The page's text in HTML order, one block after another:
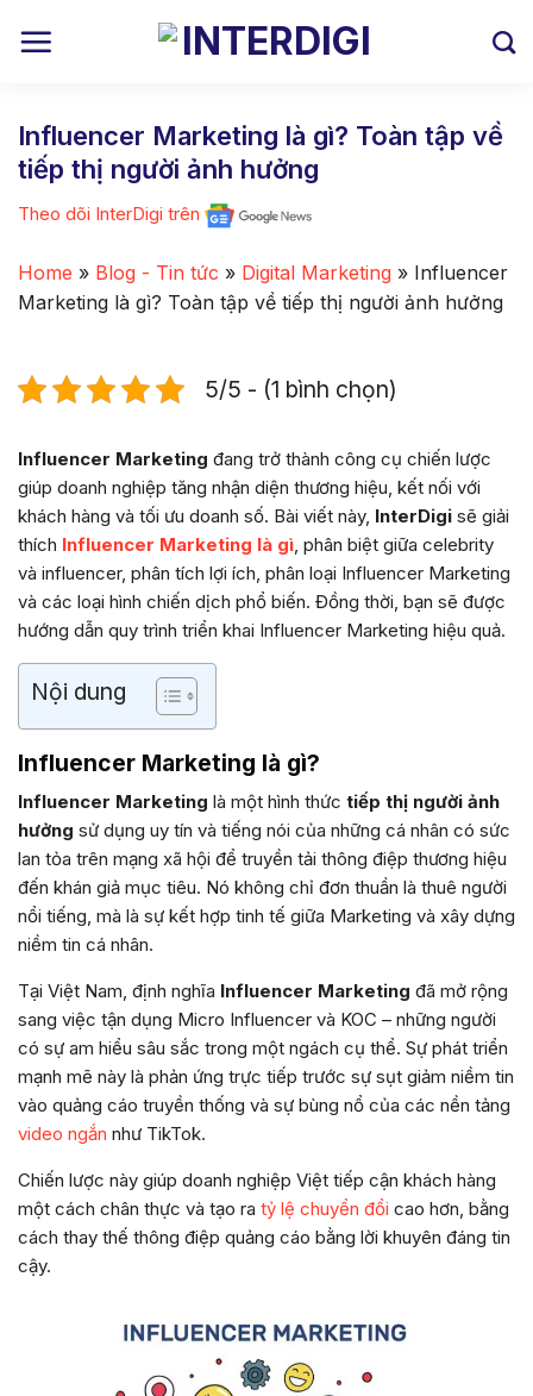
Influencer Marketing là gì? Toàn tập về
tiếp thị người ảnh hưởng
Theo dõi InterDigi trên
Home » Blog - Tin tức » Digital Marketing » Influencer
Marketing là gì? Toàn tập về tiếp thị người ảnh hưởng
5/5 - (1 bình chọn)
Influencer Marketing đang trở thành công cụ chiến lược
giúp doanh nghiệp tăng nhận diện thương hiệu, kết nối với
khách hàng và tối ưu doanh số. Bài viết này, InterDigi sẽ giải
thích Influencer Marketing là gì, phân biệt giữa celebrity
và influencer, phân tích lợi ích, phân loại Influencer Marketing
và các loại hình chiến dịch phổ biến. Đồng thời, bạn sẽ được
hướng dẫn quy trình triển khai Influencer Marketing hiệu quả.
Nội dung
Influencer Marketing là gì?
Influencer Marketing là một hình thức tiếp thị người ảnh
hưởng sử dụng uy tín và tiếng nói của những cá nhân có sức
lan tỏa trên mạng xã hội để truyền tải thông điệp thương hiệu
đến khán giả mục tiêu. Nó không chỉ đơn thuần là thuê người
nổi tiếng, mà là sự kết hợp tinh tế giữa Marketing và xây dựng
niềm tin cá nhân.
Tại Việt Nam, định nghĩa Influencer Marketing đã mở rộng
sang việc tận dụng Micro Influencer và KOC – những người
có sự am hiểu sâu sắc trong một ngách cụ thể. Sự phát triển
mạnh mẽ này là phản ứng trực tiếp trước sự sụt giảm niềm tin
vào quảng cáo truyền thống và sự bùng nổ của các nền tảng
video ngắn như TikTok.
Chiến lược này giúp doanh nghiệp Việt tiếp cận khách hàng
một cách chân thực và tạo ra tỷ lệ chuyển đổi cao hơn, bằng
cách thay thế thông điệp quảng cáo bằng lời khuyên đáng tin
cậy.